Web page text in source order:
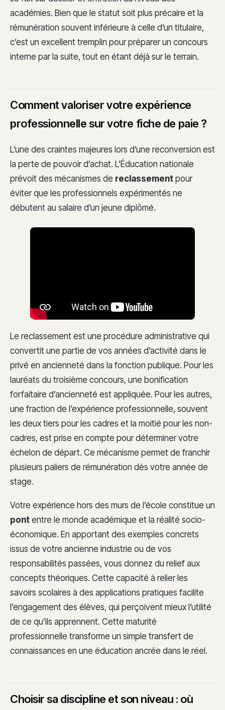
académies. Bien que le statut soit plus précaire et la
rémunération souvent inférieure à celle d’un titulaire,
c’est un excellent tremplin pour préparer un concours
interne par la suite, tout en étant déjà sur le terrain.
Comment valoriser votre expérience
professionnelle sur votre fiche de paie ?
L’une des craintes majeures lors d’une reconversion est
la perte de pouvoir d’achat. L’Éducation nationale
prévoit des mécanismes de reclassement pour
éviter que les professionnels expérimentés ne
débutent au salaire d’un jeune diplômé.
Le reclassement est une procédure administrative qui
convertit une partie de vos années d’activité dans le
privé en ancienneté dans la fonction publique. Pour les
lauréats du troisième concours, une bonification
forfaitaire d’ancienneté est appliquée. Pour les autres,
une fraction de l’expérience professionnelle, souvent
les deux tiers pour les cadres et la moitié pour les non-
cadres, est prise en compte pour déterminer votre
échelon de départ. Ce mécanisme permet de franchir
plusieurs paliers de rémunération dès votre année de
stage.
Votre expérience hors des murs de l’école constitue un
pont entre le monde académique et la réalité socio-
économique. En apportant des exemples concrets
issus de votre ancienne industrie ou de vos
responsabilités passées, vous donnez du relief aux
concepts théoriques. Cette capacité à relier les
savoirs scolaires à des applications pratiques facilite
l’engagement des élèves, qui perçoivent mieux l’utilité
de ce qu’ils apprennent. Cette maturité
professionnelle transforme un simple transfert de
connaissances en une éducation ancrée dans le réel.
Choisir sa discipline et son niveau : où